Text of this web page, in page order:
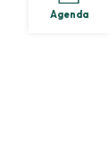
Agenda